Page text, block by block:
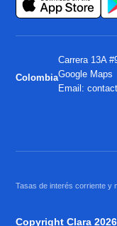
Colombia
Carrera 13A
Google Maps
Email:
Tasas de interés corriente y
Copyright Clara